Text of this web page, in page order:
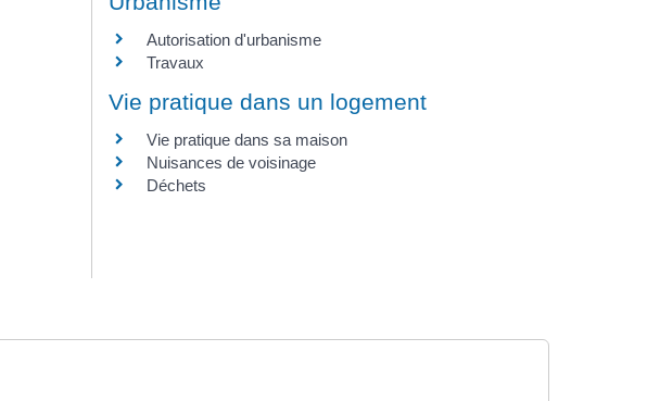
Autorisation d'urbanisme
Travaux
Vie pratique dans un logement
Vie pratique dans sa maison
Nuisances de voisinage
Déchets